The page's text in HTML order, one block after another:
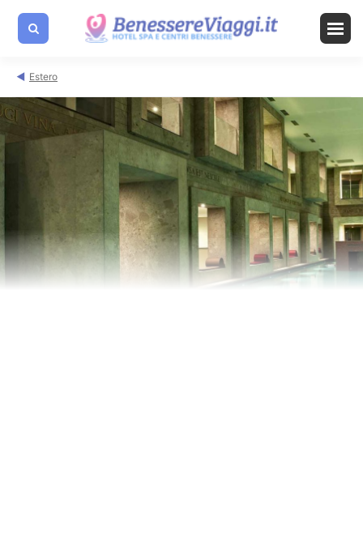
Estero